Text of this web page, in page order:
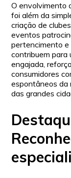
O envolvimento
foi além da
criação de
eventos
pertencimento e
contribuem para
engajada,
consumidores
espontâneos da
das grandes